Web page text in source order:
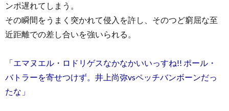
ンポ遅れてしまう。
その瞬間をうまく突かれて侵入を許し、そのつど窮屈な至
近距離での差し合いを強いられる。
「エマヌエル・ロドリゲスなかなかいいっすね!! ポール・
バトラーを寄せつけず。井上尚弥vsペッチバンボーンだっ
たな」